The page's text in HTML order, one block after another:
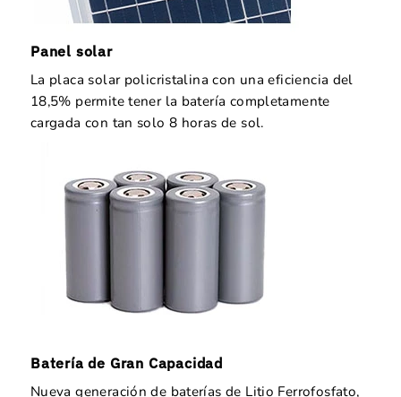
Panel solar
La placa solar policristalina con una eficiencia del
18,5% permite tener la batería completamente
cargada con tan solo 8 horas de sol.
Batería de Gran Capacidad
Nueva generación de baterías de Litio Ferrofosfato,